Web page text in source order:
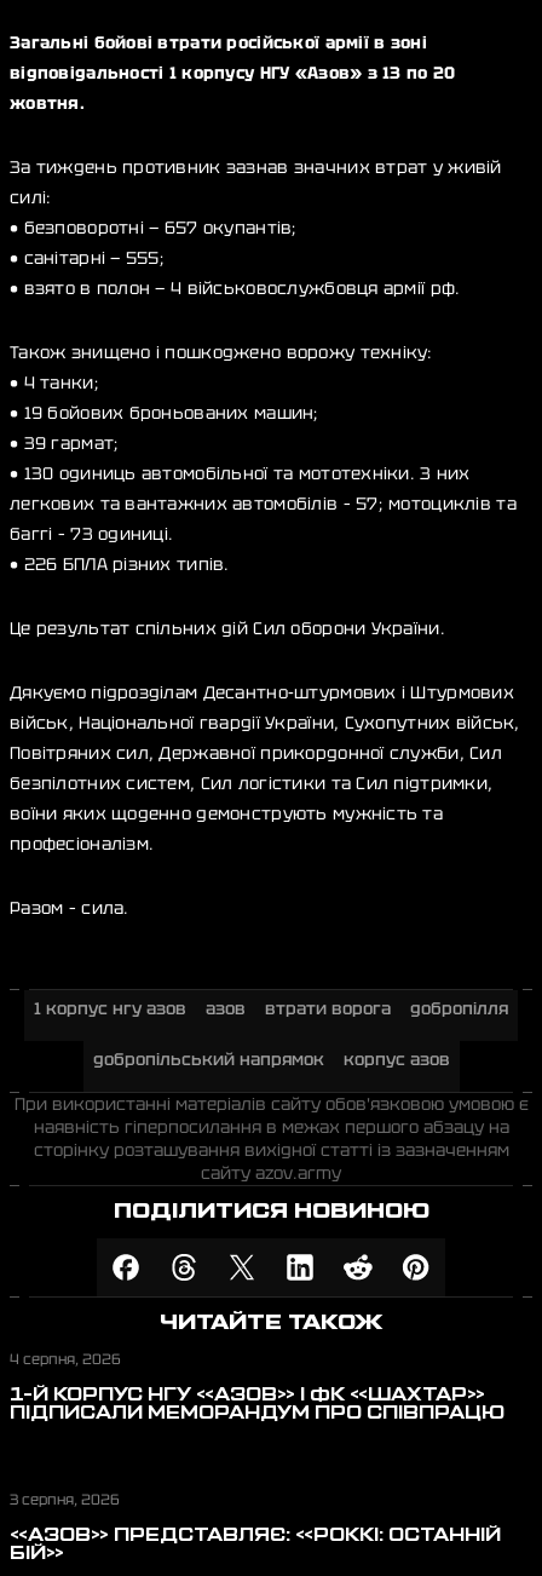
Загальні бойові втрати російської армії в зоні
відповідальності 1 корпусу НГУ «Азов» з 13 по 20
жовтня.
За тиждень противник зазнав значних втрат у живій
силі:
• безповоротні — 657 окупантів;
• санітарні — 555;
• взято в полон — 4 військовослужбовця армії рф.
Також знищено і пошкоджено ворожу техніку:
• 4 танки;
• 19 бойових броньованих машин;
• 39 гармат;
• 130 одиниць автомобільної та мототехніки. З них
легкових та вантажних автомобілів – 57; мотоциклів та
баггі – 73 одиниці.
• 226 БПЛА різних типів.
Це результат спільних дій Сил оборони України.
Дякуємо підрозділам Десантно-штурмових і Штурмових
військ, Національної гвардії України, Сухопутних військ,
Повітряних сил, Державної прикордонної служби, Сил
безпілотних систем, Сил логістики та Сил підтримки,
воїни яких щоденно демонструють мужність та
професіоналізм.
Разом – сила.
1 корпус нгу азов азов втрати ворога добропілля
добропільський напрямок корпус азов
При використанні матеріалів сайту обов'язковою умовою є
наявність гіперпосилання в межах першого абзацу на
сторінку розташування вихідної статті із зазначенням
сайту azov.army
ПОДІЛИТИСЯ НОВИНОЮ
ЧИТАЙТЕ ТАКОЖ
4 серпня, 2026
1-Й КОРПУС НГУ «АЗОВ» І ФК «ШАХТАР»
ПІДПИСАЛИ МЕМОРАНДУМ ПРО СПІВПРАЦЮ
3 серпня, 2026
«АЗОВ» ПРЕДСТАВЛЯЄ: «РОККІ: ОСТАННІЙ
БІЙ»